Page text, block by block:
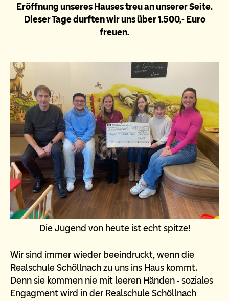
Eröffnung unseres Hauses treu an unserer Seite.
Dieser Tage durften wir uns über 1.500,- Euro
freuen.
Die Jugend von heute ist echt spitze!
Wir sind immer wieder beeindruckt, wenn die
Realschule Schöllnach zu uns ins Haus kommt.
Denn sie kommen nie mit leeren Händen - soziales
Engagment wird in der Realschule Schöllnach